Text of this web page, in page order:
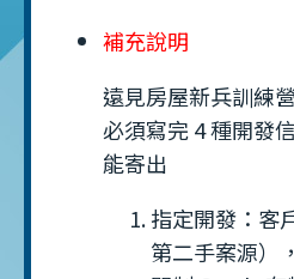
補充說明
遠見房屋新兵訓練
必須寫完 4 種開發
能寄出
指定開發：客
第二手案源）